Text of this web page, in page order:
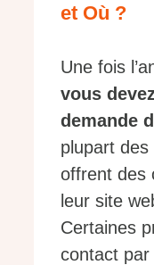
et Où ?
Une fois
vous
demande
plupart
offrent des
leur site
Certaines
contact